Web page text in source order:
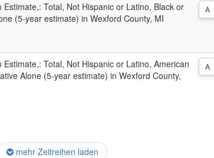
Estimate,: Total, Not Hispanic or Latino, Black or
(5-year estimate) in Wexford County, MI
A
Estimate,: Total, Not Hispanic or Latino, American
Alone (5-year estimate) in Wexford County,
A
mehr Zeitreihen laden